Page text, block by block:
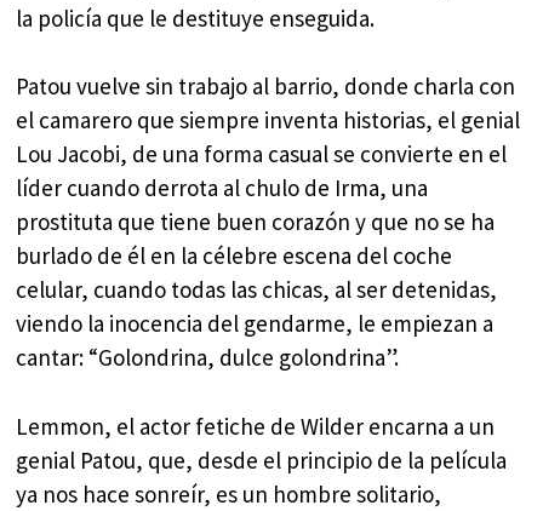
la policía que le destituye enseguida.
Patou vuelve sin trabajo al barrio, donde charla con
el camarero que siempre inventa historias, el genial
Lou Jacobi, de una forma casual se convierte en el
líder cuando derrota al chulo de Irma, una
prostituta que tiene buen corazón y que no se ha
burlado de él en la célebre escena del coche
celular, cuando todas las chicas, al ser detenidas,
viendo la inocencia del gendarme, le empiezan a
cantar: “Golondrina, dulce golondrina”.
Lemmon, el actor fetiche de Wilder encarna a un
genial Patou, que, desde el principio de la película
ya nos hace sonreír, es un hombre solitario,